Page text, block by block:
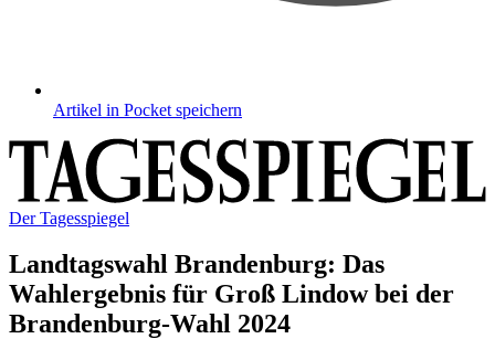
Artikel in Pocket speichern
Der Tagesspiegel
Landtagswahl Brandenburg: Das
Wahlergebnis für Groß Lindow bei der
Brandenburg-Wahl 2024